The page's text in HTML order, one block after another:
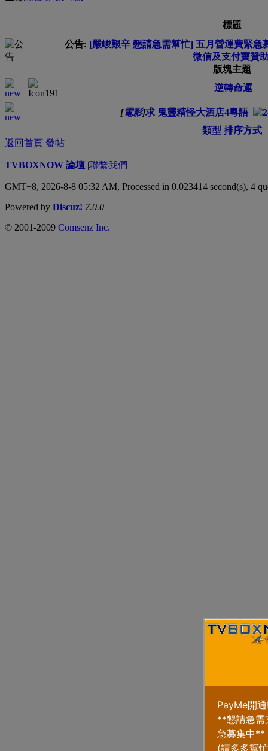
標題
公告: [嚴峻艱辛 懇請急需幫忙] 五月營運費緊
微信及支付寶贊
版塊主題
逆轉命運
[電影]求 鬼靈精怪大酒店4粵語
類型 排序方式
返回首頁 發帖
TVBOXNOW 論壇 |聯繫我們
GMT+8, 2026-8-8 05:32 AM, Processed in 0.023414 second(s), 4
Powered by Discuz! 7.0.0
© 2001-2009 Comsenz Inc.